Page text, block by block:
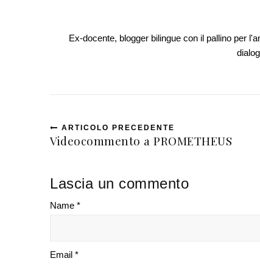
Ex-docente, blogger bilingue con il pallino per
ARTICOLO PRECEDENTE
Videocommento a PROMETHEUS
Lascia un commento
Name *
Email *